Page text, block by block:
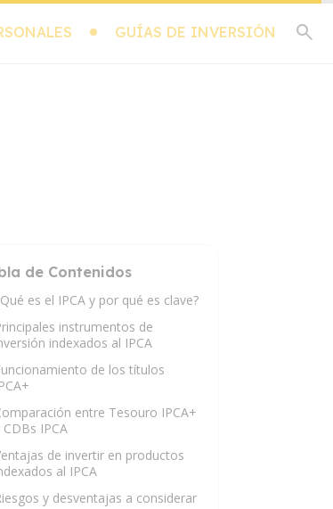
GUÍAS DE INVERSIÓN
de Contenidos
es el IPCA y por qué es clave?
instrumentos de
indexados al IPCA
de los títulos
entre Tesouro IPCA+
CDBs IPCA
de invertir en productos
al IPCA
y desventajas a considerar